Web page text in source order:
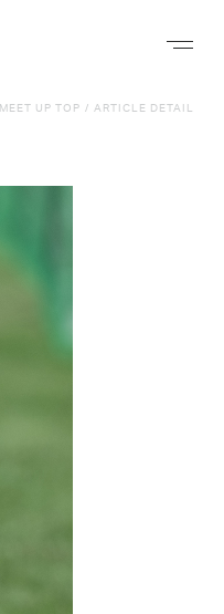
ナビゲ
MEET UP TOP / ARTICLE DETAIL